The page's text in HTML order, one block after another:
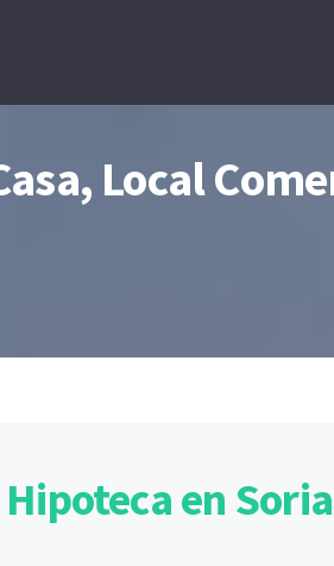
Local
en Soria